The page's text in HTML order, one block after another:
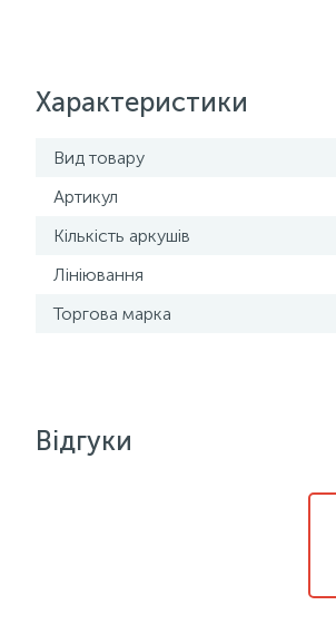
Характеристики
Вид товару
Артикул
Кількість аркушів
Лініювання
Торгова марка
Відгуки